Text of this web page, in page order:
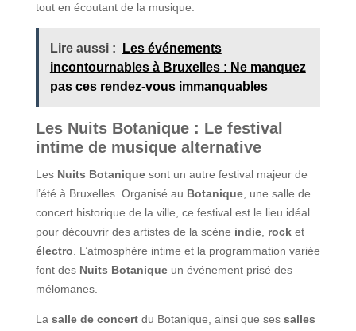
tout en écoutant de la musique.
Lire aussi :
Les événements
incontournables à Bruxelles : Ne manquez
pas ces rendez-vous immanquables
Les Nuits Botanique : Le festival
intime de musique alternative
Les Nuits Botaniquesont un autre festival majeur de
l’été à Bruxelles. Organisé au Botanique, une salle de
concert historique de la ville, ce festival est le lieu idéal
pour découvrir des artistes de la scène indie, rocket
électro . L’atmosphère intime et la programmation variée
font des Nuits Botaniqueun événement prisé des
mélomanes.
La salle de concertdu Botanique, ainsi que ses salles